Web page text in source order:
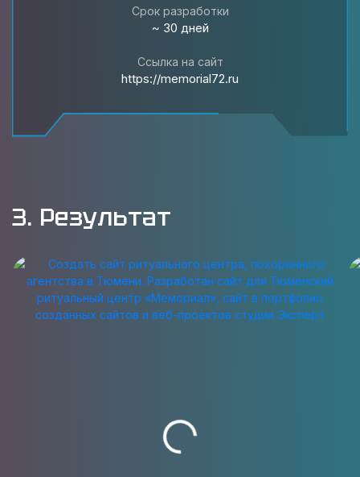
Срок разработки
~ 30 дней
Ссылка на сайт
https://memorial72.ru
3. Результат